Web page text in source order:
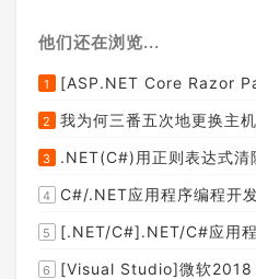
他们还在浏览...
1 [ASP.NET Core Razor Pages系列教程
2 我为何三番五次地更换主
3 .NET(C#)用正则表达式清除HTML标
4 C#/.NET应用程序编程开发中如何将
5 [.NET/C#].NET/C#应用程序开发的单元测
6 [Visual Studio]微软2018 Build大会:发布Visual Studio,Visual